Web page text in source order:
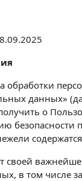
обработки
данных»
о
своей
в том числе